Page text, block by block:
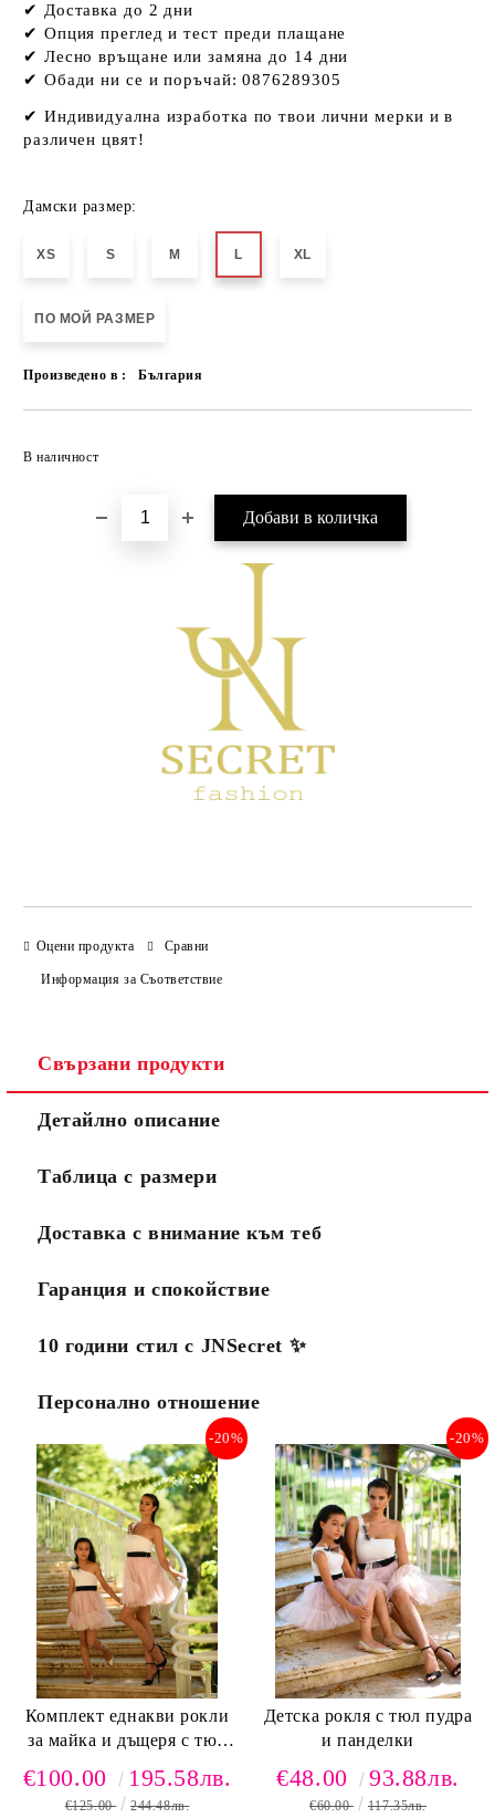
✔ Доставка до 2 дни
✔ Опция преглед и тест преди плащане
✔ Лесно връщане или замяна до 14 дни
✔ Обади ни се и поръчай: 0876289305
✔ Индивидуална изработка по твои лични мерки и в
различен цвят!
Дамски размер:
XS S M L XL
ПО МОЙ РАЗМЕР
Произведено в : България
В наличност
Оцени продукта Сравни
Информация за Съответствие
Свързани продукти
Детайлно описание
Таблица с размери
Доставка с внимание към теб
Гаранция и спокойствие
10 години стил с JNSecret ✨️
Персонално отношение
Комплект еднакви рокли
за майка и дъщеря с тюл
-20%
€100.00 195.58лв.
€125.00 244.48лв.
Детска рокля с тюл пудра
и панделки
-20%
€48.00 93.88лв.
€60.00 117.35лв.